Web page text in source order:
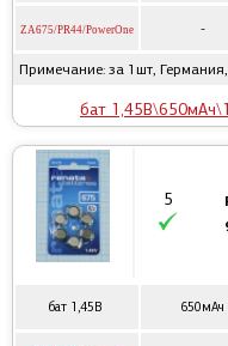
ZA675/PR44/PowerOne -
Примечание: за 1шт,
бат
бат 1,45В 650мАч
5